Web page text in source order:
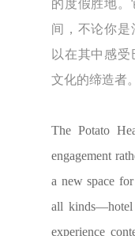
的度假胜地。
间，不论你
以在其中感
文化的缔造者。
The Potato
engagement
a new space
all kinds—hotel
experience